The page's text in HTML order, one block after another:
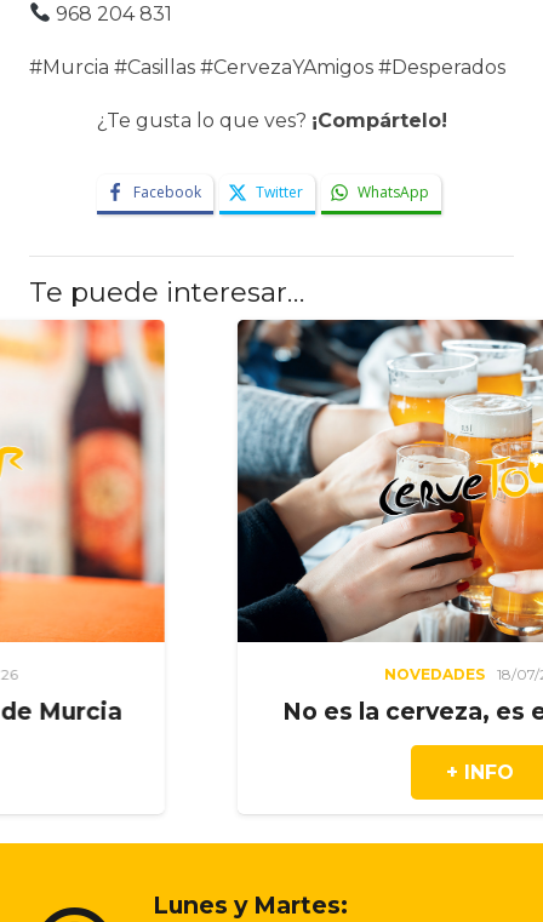
968 204 831
#Murcia #Casillas #CervezaYAmigos #Desperados
¿Te gusta lo que ves? ¡Compártelo!
Facebook Twitter WhatsApp
Te puede interesar…
18/07/2026
No es la cerveza, es el
Lunes y Martes: